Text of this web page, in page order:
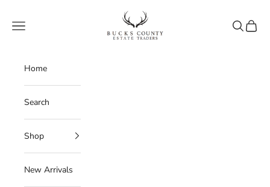
Bucks County Estate Traders
Navigation menu
Search
Cart
Home
Search
Shop
New Arrivals